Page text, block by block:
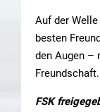
Auf der
besten
den Augen –
Freundschaft.
FSK